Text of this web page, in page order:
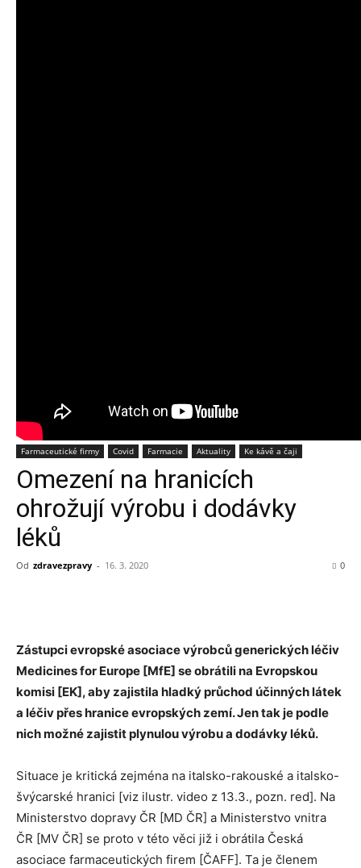
Farmaceutické firmy Covid Farmacie Aktuality Ke kávě a čaji
Omezení na hranicích
ohrožují výrobu i dodávky
léků
Od zdravezpravy - 16. 3. 2020 0
Zástupci evropské asociace výrobců generických léčiv
Medicines for Europe [MfE] se obrátili na Evropskou
komisi [EK], aby zajistila hladký průchod účinných látek
a léčiv přes hranice evropských zemí. Jen tak je podle
nich možné zajistit plynulou výrobu a dodávky léků.
Situace je kritická zejména na italsko-rakouské a italsko-
švýcarské hranici [viz ilustr. video z 13.3., pozn. red]. Na
Ministerstvo dopravy ČR [MD ČR] a Ministerstvo vnitra
ČR [MV ČR] se proto v této věci již i obrátila Česká
asociace farmaceutických firem [ČAFF]. Ta je členem